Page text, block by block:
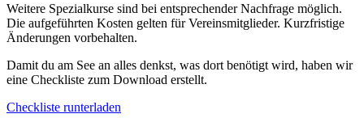
Weitere Spezialkurse sind bei entsprechender Nachfrage möglich.
Die aufgeführten Kosten gelten für Vereinsmitglieder. Kurzfristige
Änderungen vorbehalten.
Damit du am See an alles denkst, was dort benötigt wird, haben wir
eine Checkliste zum Download erstellt.
Checkliste runterladen